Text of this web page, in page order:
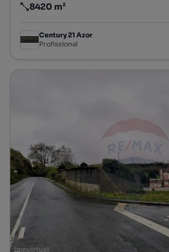
Preço por metro quadrado
8420 m²
Century 21 Azor
Profissional